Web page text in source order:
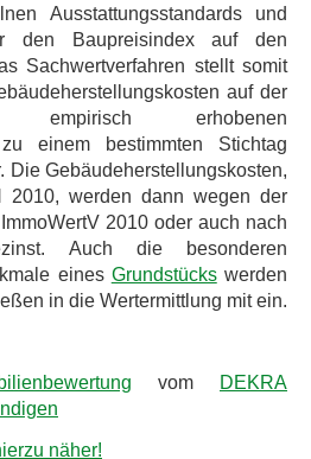
Ausstattungsstandards und
den Baupreisindex auf den
Sachwertverfahren stellt somit
auf der
erhobenen
zu einem bestimmten Stichtag
Die Gebäudeherstellungskosten,
2010, werden dann wegen der
2010 oder auch nach
Auch die besonderen
eines Grundstückswerden
in die Wertermittlung mit ein.
vom
DEKRA
näher!